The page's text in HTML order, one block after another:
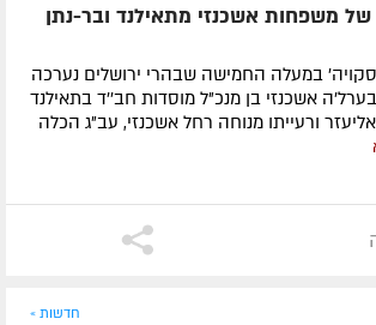
משפחות אשכנזי מתאילנד ובר-נתן
במעלה החמישה שבהרי ירושלים נערכה
אשכנזי בן מנכ"ל מוסדות חב''ד בתאילנד
ורעייתו מנוחה רחל אשכנזי, עב"ג הכלה
חדשות »